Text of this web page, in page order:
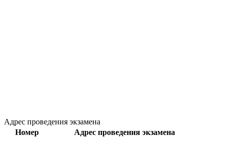
Адрес проведения экзамена
Номер
Адрес проведения экзамена